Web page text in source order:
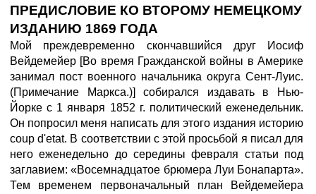
ПРЕДИСЛОВИЕ КО ВТОРОМУ НЕМЕЦКОМУ
ИЗДАНИЮ 1869 ГОДА
Мой преждевременно скончавшийся друг Иосиф
Вейдемейер [Во время Гражданской войны в Америке
занимал пост военного начальника округа Сент-Луис.
(Примечание Маркса.)] собирался издавать в Нью-
Йорке с 1 января 1852 г. политический еженедельник.
Он попросил меня написать для этого издания историю
coup d'etat. В соответствии с этой просьбой я писал для
него еженедельно до середины февраля статьи под
заглавием: «Восемнадцатое брюмера Луи Бонапарта».
Тем временем первоначальный план Вейдемейера